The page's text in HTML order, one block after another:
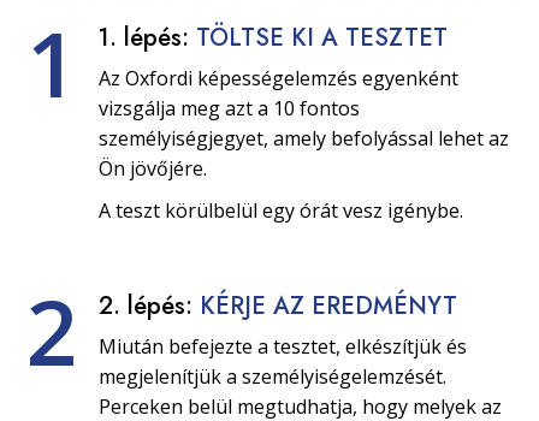
1 1. lépés: TÖLTSE KI A TESZTET
Az Oxfordi képességelemzés egyenként
vizsgálja meg azt a 10 fontos
személyiségjegyet, amely befolyással lehet az
Ön jövőjére.
A teszt körülbelül egy órát vesz igénybe.
2 2. lépés: KÉRJE AZ EREDMÉNYT
Miután befejezte a tesztet, elkészítjük és
megjelenítjük a személyiségelemzését.
Perceken belül megtudhatja, hogy melyek az